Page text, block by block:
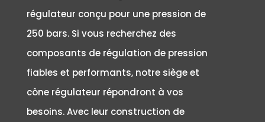
régulateur conçu pour une pression de
250 bars. Si vous recherchez des
composants de régulation de pression
fiables et performants, notre siège et
cône régulateur répondront à vos
besoins. Avec leur construction de